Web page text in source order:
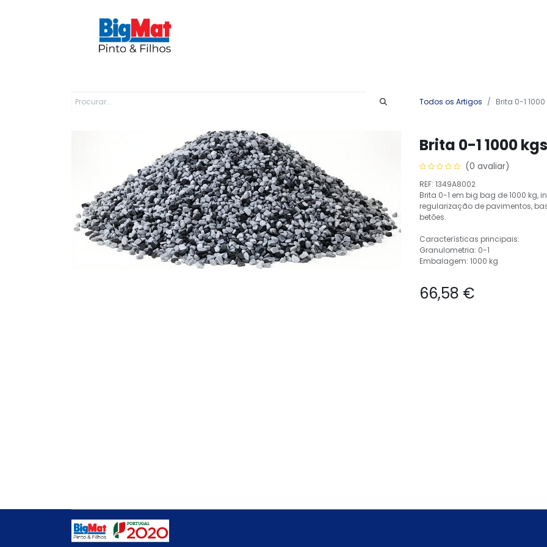
Todos os Artigos Brita 0-1
Brita 0-1 1000 kgs
(0 avaliar)
REF: 1349A8002
Brita 0-1 em big bag de 1000
regularização de pavimentos,
betões.
Características principais:
Granulometria: 0-1
Embalagem: 1000 kg
66,58 €